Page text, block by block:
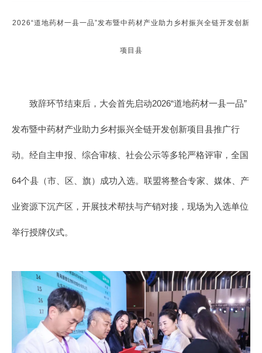
2026“道地药材一县一品”发布暨中药材产业助力乡村振兴全链开发创新
项目县
致辞环节结束后，大会首先启动2026“道地药材一县一品”
发布暨中药材产业助力乡村振兴全链开发创新项目县推广行
动。经自主申报、综合审核、社会公示等多轮严格评审，全国
64个县（市、区、旗）成功入选。联盟将整合专家、媒体、产
业资源下沉产区，开展技术帮扶与产销对接，现场为入选单位
举行授牌仪式。